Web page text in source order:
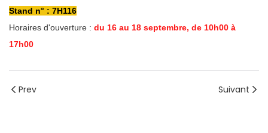
Stand n° : 7H116
Horaires d'ouverture : du 16 au 18 septembre, de 10h00 à
17h00
Prev Suivant